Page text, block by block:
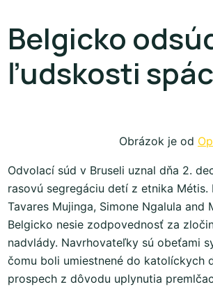
Belgicko
ľudskosti
Obrázok je od
Odvolací súd v Bruseli uznal dňa 2.
rasovú segregáciu detí z etnika
Tavares Mujinga, Simone Ngalula
Belgicko nesie zodpovednosť za
nadvlády. Navrhovateľky sú obeťami
čomu boli umiestnené do katolíckych
prospech z dôvodu uplynutia